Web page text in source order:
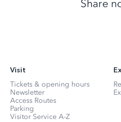
Share
Visit
Tickets & opening hours
Newsletter
Access Routes
Parking
Visitor Service A-Z